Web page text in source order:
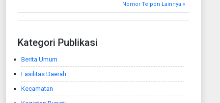
Nomor Telpon Lainnya »
Kategori Publikasi
Berita Umum
Fasilitas Daerah
Kecamatan